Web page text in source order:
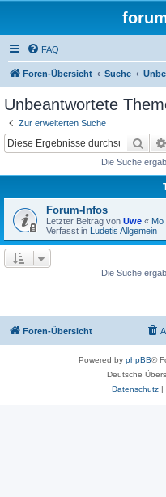
FAQ
Foren-Übersicht Suche
Unbeantwortete
Zur erweiterten Suche
Suche
Die Suche
Forum-Infos
Letzter Beitrag von Uwe « Mo
Verfasst in Ludetis Allgemein
Die Suche
Foren-Übersicht
Powered by phpBB®
Deutsche
Datenschutz|